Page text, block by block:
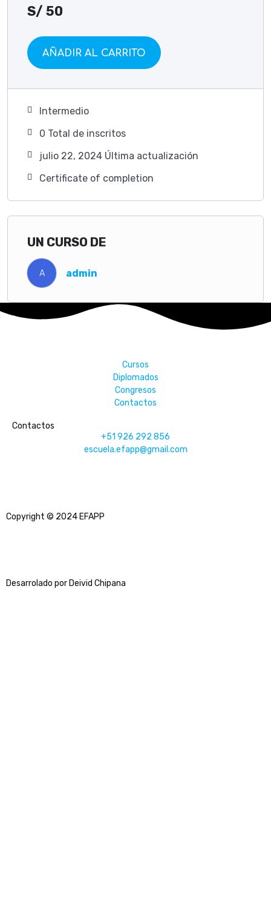
S/ 50
AÑADIR AL CARRITO
Intermedio
0 TotaI de inscritos
julio 22, 2024 Última actualización
Certificate of completion
UN CURSO DE
A admin
Cursos
Diplomados
Congresos
Contactos
Contactos
+51 926 292 856
escuela.efapp@gmail.com
Copyright © 2024 EFAPP
Desarrolado por Deivid Chipana